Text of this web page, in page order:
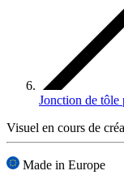
Jonction de tôle
Visuel en cours de
Made in Europe